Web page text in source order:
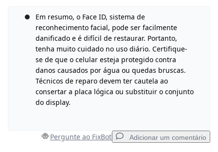
Comentar
Cancelar Postar comentário
Em resumo, o Face ID, sistema de
reconhecimento facial, pode ser facilmente
danificado e é difícil de restaurar. Portanto,
tenha muito cuidado no uso diário. Certifique-
se de que o celular esteja protegido contra
danos causados por água ou quedas bruscas.
Técnicos de reparo devem ter cautela ao
consertar a placa lógica ou substituir o conjunto
do display.
Pergunte ao FixBot Adicionar um comentário